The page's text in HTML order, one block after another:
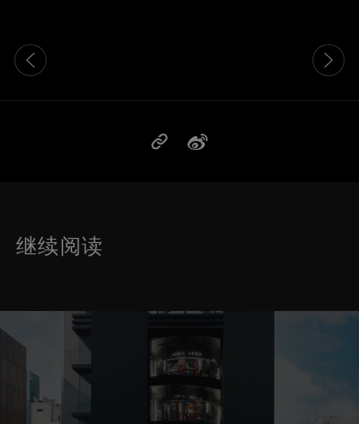
这是带有可以左右移动幻灯片 的轮播图。有些图片有放大
继续阅读
这是带有可以左右移动幻灯片 的轮播图。有些图片有放大